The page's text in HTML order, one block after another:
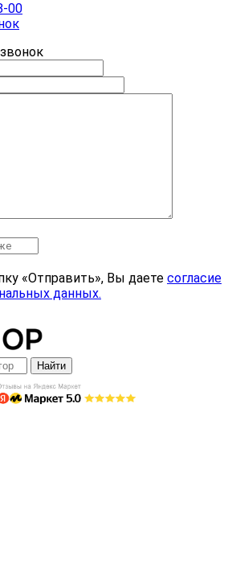
00
«Отправить», Вы даете согласие
данных.
Найти